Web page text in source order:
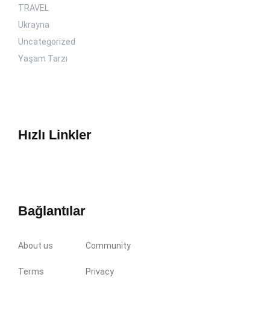
TRAVEL
Ukrayna
Uncategorized
Yaşam Tarzı
Hızlı Linkler
Bağlantılar
About us Community
Terms Privacy